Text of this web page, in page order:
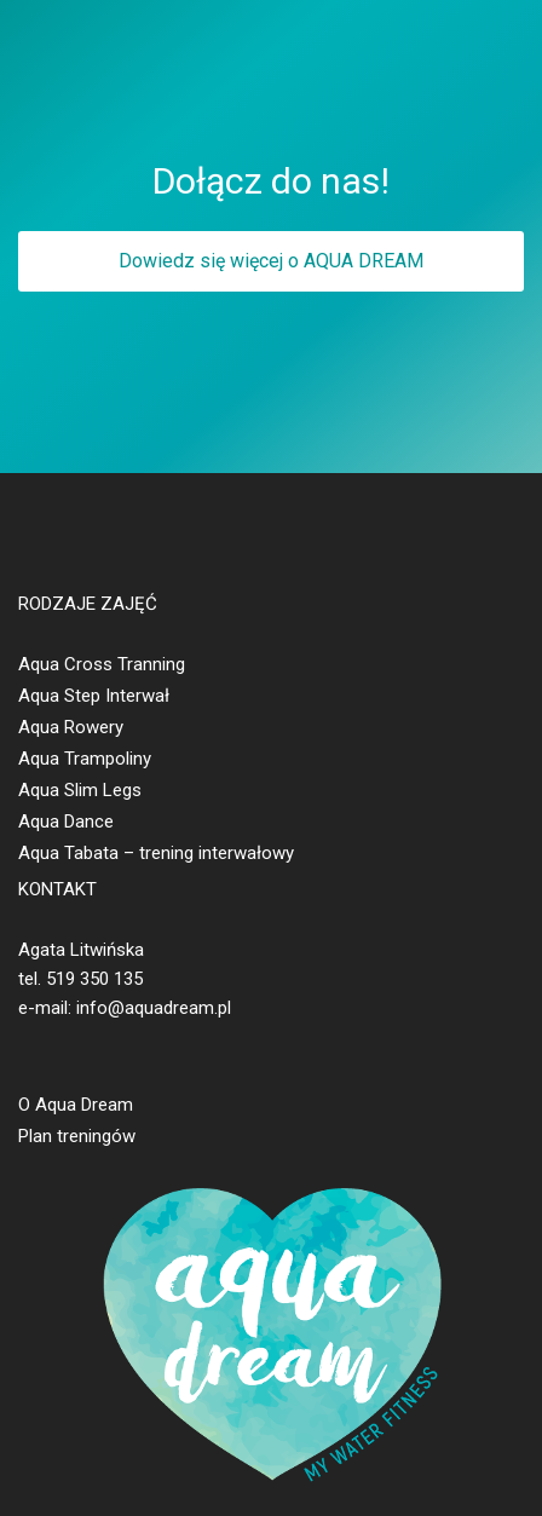
Dołącz do nas!
Dowiedz się więcej o AQUA DREAM
RODZAJE ZAJĘĆ
Aqua Cross Tranning
Aqua Step Interwał
Aqua Rowery
Aqua Trampoliny
Aqua Slim Legs
Aqua Dance
Aqua Tabata – trening interwałowy
KONTAKT
Agata Litwińska
tel. 519 350 135
e-mail: info@aquadream.pl
O Aqua Dream
Plan treningów